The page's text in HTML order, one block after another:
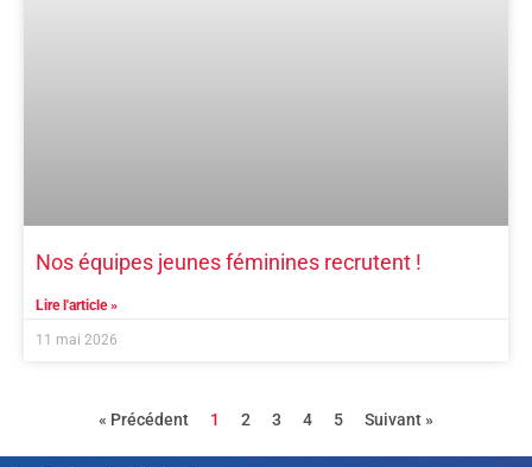
Nos équipes jeunes féminines recrutent !
Lire l'article »
11 mai 2026
« Précédent 1 2 3 4 5 Suivant »